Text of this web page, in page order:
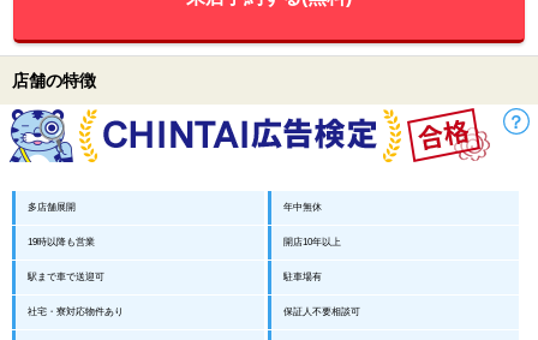
店舗の特徴
多店舗展開 年中無休
19時以降も営業 開店10年以上
駅まで車で送迎可 駐車場有
社宅・寮対応物件あり 保証人不要相談可